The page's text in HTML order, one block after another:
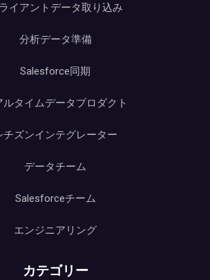
イアントデータ取り込み
分析データ準備
Salesforce同期
ルタイムデータプロダクト
チズンインテグレーター
データチーム
Salesforceチーム
エンジニアリング
カテゴリー